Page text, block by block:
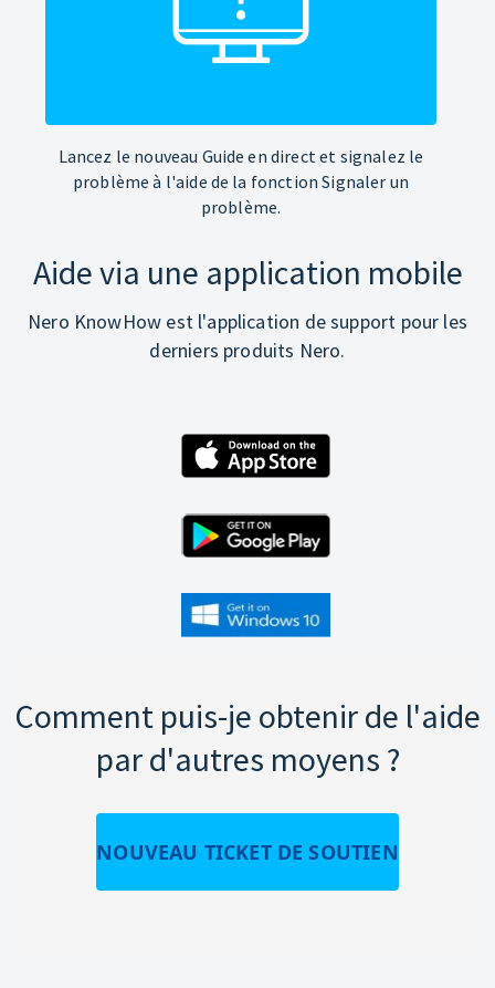
Lancez le nouveau Guide en direct et signalez le
problème à l'aide de la fonction Signaler un
problème.
Aide via une application mobile
Nero KnowHow est l'application de support pour les
derniers produits Nero.
Comment puis-je obtenir de l'aide
par d'autres moyens ?
NOUVEAU TICKET DE SOUTIEN